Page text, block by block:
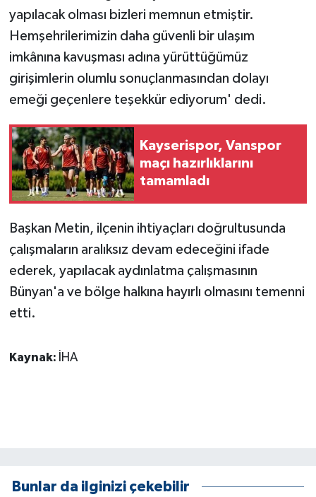
yapılacak olması bizleri memnun etmiştir.
Hemşehrilerimizin daha güvenli bir ulaşım
imkânına kavuşması adına yürüttüğümüz
girişimlerin olumlu sonuçlanmasından dolayı
emeği geçenlere teşekkür ediyorum' dedi.
Kayserispor, Vanspor
maçı hazırlıklarını
tamamladı
Başkan Metin, ilçenin ihtiyaçları doğrultusunda
çalışmaların aralıksız devam edeceğini ifade
ederek, yapılacak aydınlatma çalışmasının
Bünyan'a ve bölge halkına hayırlı olmasını temenni
etti.
Kaynak: İHA
Bunlar da ilginizi çekebilir
Jandarma
Kadın
KÜLTÜR SANAT
MAGAZİN
Otomobil
Sağlık
SİYASET
TEKNOLOJİ